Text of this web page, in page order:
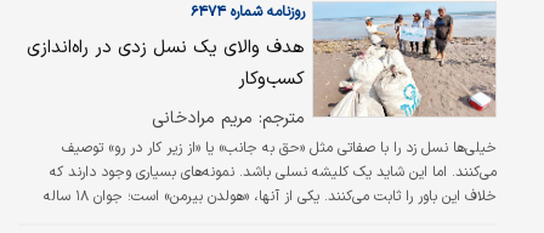
دهه‌های اخیر، کاهش شدید ظرفیت اکوسیستم‌ها
برای تولید و نگهداری آب بوده است.
روزنامه شماره ۶۴۷۴
هدف والای یک نسل زدی در راه‌اندازی
کسب‌وکار
مترجم: مریم مرادخانی
خیلی‌ها نسل زد را با صفاتی مثل «حق به جانب» یا «از زیر کار در رو» توصیف
می‌کنند. اما این شاید یک کلیشه نسلی باشد. نمونه‌های بسیاری وجود دارند که
خلاف این باور را ثابت می‌کنند. یکی از آنها، «هولدن بیرمن» است؛ جوان ۱۸ ساله